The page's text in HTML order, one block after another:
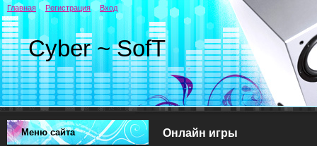
Cyber ~ SofT
Главная Регистрация Вход
Меню сайта Онлайн игры